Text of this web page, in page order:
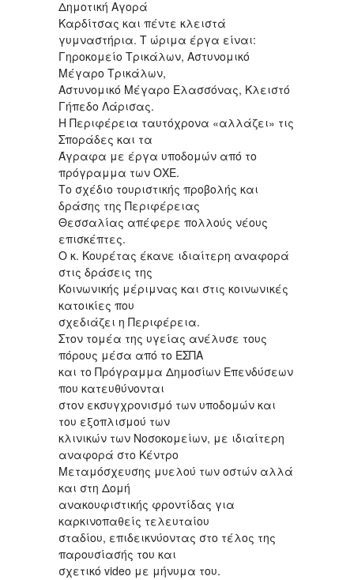
Δημοτική Αγορά
Καρδίτσας και πέντε κλειστά
γυμναστήρια. Τ ώριμα έργα είναι:
Γηροκομείο Τρικάλων, Αστυνομικό
Μέγαρο Τρικάλων,
Αστυνομικό Μέγαρο Ελασσόνας, Κλειστό
Γήπεδο Λάρισας.
Η Περιφέρεια ταυτόχρονα «αλλάζει» τις
Σποράδες και τα
Άγραφα με έργα υποδομών από το
πρόγραμμα των ΟΧΕ.
Το σχέδιο τουριστικής προβολής και
δράσης της Περιφέρειας
Θεσσαλίας απέφερε πολλούς νέους
επισκέπτες.
Ο κ. Κουρέτας έκανε ιδιαίτερη αναφορά
στις δράσεις της
Κοινωνικής μέριμνας και στις κοινωνικές
κατοικίες που
σχεδιάζει η Περιφέρεια.
Στον τομέα της υγείας ανέλυσε τους
πόρους μέσα από το ΕΣΠΑ
και το Πρόγραμμα Δημοσίων Επενδύσεων
που κατευθύνονται
στον εκσυγχρονισμό των υποδομών και
του εξοπλισμού των
κλινικών των Νοσοκομείων, με ιδιαίτερη
αναφορά στο Κέντρο
Μεταμόσχευσης μυελού των οστών αλλά
και στη Δομή
ανακουφιστικής φροντίδας για
καρκινοπαθείς τελευταίου
σταδίου, επιδεικνύοντας στο τέλος της
παρουσίασής του και
σχετικό video με μήνυμα του.